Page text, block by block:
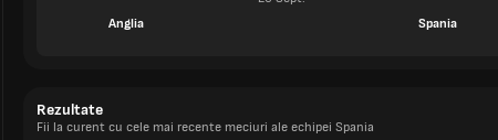
Anglia
Spania
Rezultate
Fii la curent cu cele mai recente meciuri ale echipei Spania